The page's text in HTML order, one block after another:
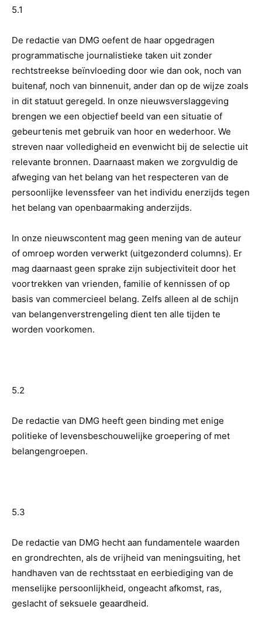
5.1
De redactie van DMG oefent de haar opgedragen
programmatische journalistieke taken uit zonder
rechtstreekse beïnvloeding door wie dan ook, noch van
buitenaf, noch van binnenuit, ander dan op de wijze zoals
in dit statuut geregeld. In onze nieuwsverslaggeving
brengen we een objectief beeld van een situatie of
gebeurtenis met gebruik van hoor en wederhoor. We
streven naar volledigheid en evenwicht bij de selectie uit
relevante bronnen. Daarnaast maken we zorgvuldig de
afweging van het belang van het respecteren van de
persoonlijke levenssfeer van het individu enerzijds tegen
het belang van openbaarmaking anderzijds.
In onze nieuwscontent mag geen mening van de auteur
of omroep worden verwerkt (uitgezonderd columns). Er
mag daarnaast geen sprake zijn subjectiviteit door het
voortrekken van vrienden, familie of kennissen of op
basis van commercieel belang. Zelfs alleen al de schijn
van belangenverstrengeling dient ten alle tijden te
worden voorkomen.
5.2
De redactie van DMG heeft geen binding met enige
politieke of levensbeschouwelijke groepering of met
belangengroepen.
5.3
De redactie van DMG hecht aan fundamentele waarden
en grondrechten, als de vrijheid van meningsuiting, het
handhaven van de rechtsstaat en eerbiediging van de
menselijke persoonlijkheid, ongeacht afkomst, ras,
geslacht of seksuele geaardheid.